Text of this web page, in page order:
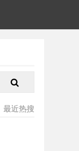
最近热搜